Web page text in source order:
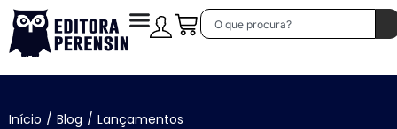
Início / Blog / Lançamentos